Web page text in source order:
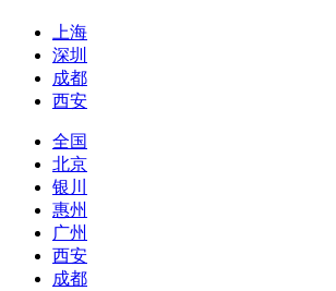
上海
深圳
成都
西安
全国
北京
银川
惠州
广州
西安
成都